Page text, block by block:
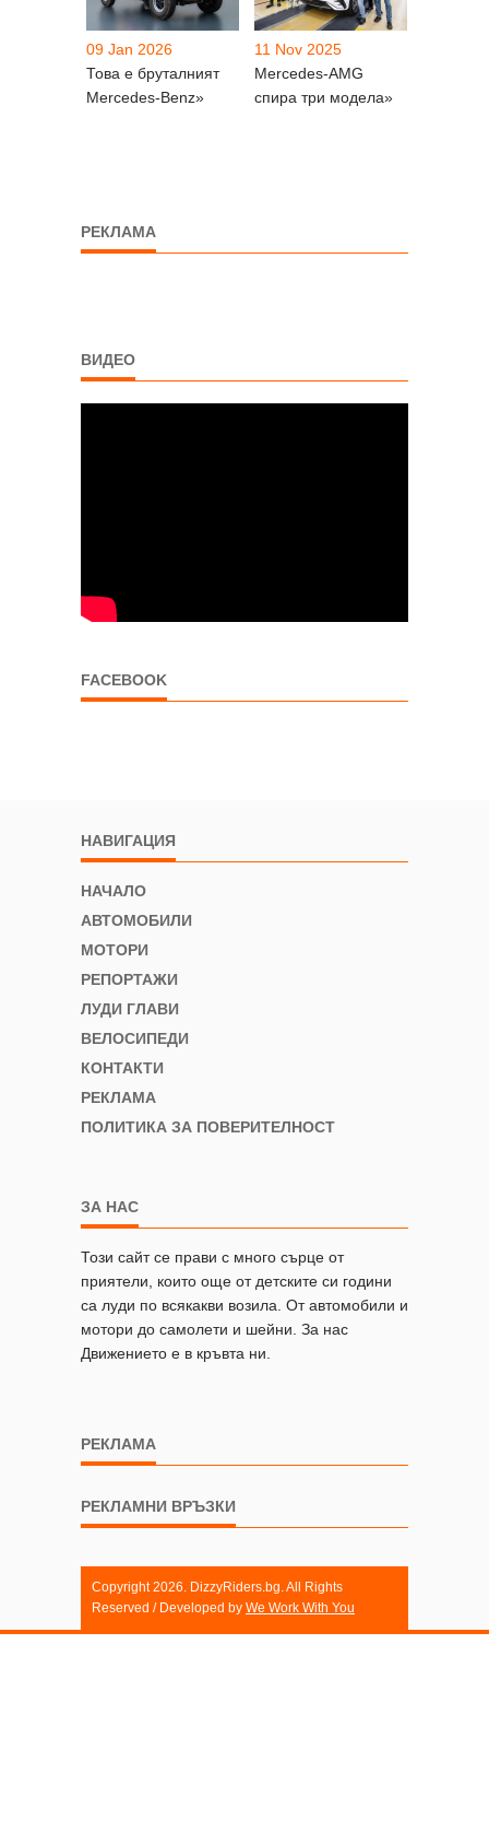
09 Jan 2026
Това е бруталният
Mercedes-Benz»
11 Nov 2025
Mercedes-AMG
спира три модела»
РЕКЛАМА
ВИДЕО
FACEBOOK
НАВИГАЦИЯ
НАЧАЛО
АВТОМОБИЛИ
МОТОРИ
РЕПОРТАЖИ
ЛУДИ ГЛАВИ
ВЕЛОСИПЕДИ
КОНТАКТИ
РЕКЛАМА
ПОЛИТИКА ЗА ПОВЕРИТЕЛНОСТ
ЗА НАС
Този сайт се прави с много сърце от
приятели, които още от детските си години
са луди по всякакви возила. От автомобили и
мотори до самолети и шейни. За нас
Движението е в кръвта ни.
РЕКЛАМА
РЕКЛАМНИ ВРЪЗКИ
Copyright 2026. DizzyRiders.bg. All Rights
Reserved / Developed by We Work With You